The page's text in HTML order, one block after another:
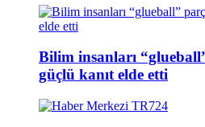
Bilim insanları
güçlü kanıt elde etti